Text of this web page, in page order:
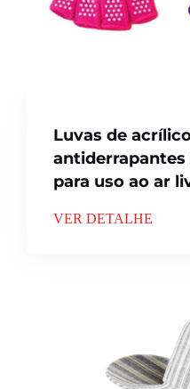
Luvas de
antiderrapantes
para uso ao ar
VER DETALHE